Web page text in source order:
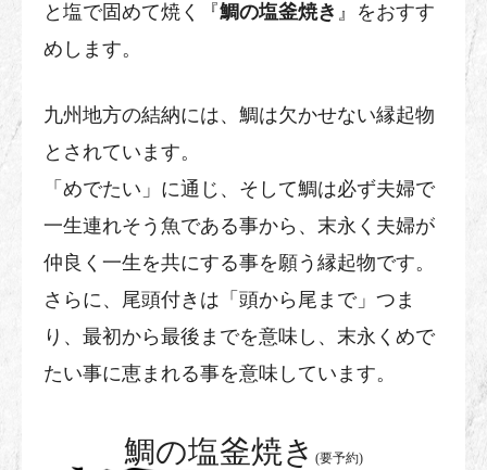
と塩で固めて焼く『鯛の塩釜焼き 』をおすす
めします。
九州地方の結納には、鯛は欠かせない縁起物
とされています。
「めでたい」に通じ、そして鯛は必ず夫婦で
一生連れそう魚である事から、末永く夫婦が
仲良く一生を共にする事を願う縁起物です。
さらに、尾頭付きは「頭から尾まで」つま
り、最初から最後までを意味し、末永くめで
たい事に恵まれる事を意味しています。
鯛の塩釜焼き (要予約)